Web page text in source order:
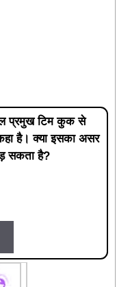
प्रमुख टिम कुक से
है। क्या इसका असर
सकता है?